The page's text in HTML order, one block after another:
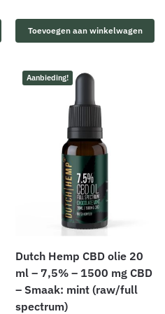
Toevoegen aan winkelwagen
Aanbieding!
Dutch Hemp CBD olie 20
ml – 7,5% – 1500 mg CBD
– Smaak: mint (raw/full
spectrum)